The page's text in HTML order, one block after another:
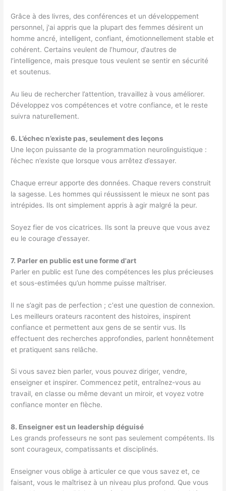
Grâce à des livres, des conférences et un développement
personnel, j'ai appris que la plupart des femmes désirent un
homme ancré, intelligent, confiant, émotionnellement stable et
cohérent. Certains veulent de l’humour, d’autres de
l’intelligence, mais presque tous veulent se sentir en sécurité
et soutenus.
Au lieu de rechercher l’attention, travaillez à vous améliorer.
Développez vos compétences et votre confiance, et le reste
suivra naturellement.
6. L’échec n’existe pas, seulement des leçons
Une leçon puissante de la programmation neurolinguistique :
l’échec n’existe que lorsque vous arrêtez d’essayer.
Chaque erreur apporte des données. Chaque revers construit
la sagesse. Les hommes qui réussissent le mieux ne sont pas
intrépides. Ils ont simplement appris à agir malgré la peur.
Soyez fier de vos cicatrices. Ils sont la preuve que vous avez
eu le courage d'essayer.
7. Parler en public est une forme d'art
Parler en public est l’une des compétences les plus précieuses
et sous-estimées qu’un homme puisse maîtriser.
Il ne s’agit pas de perfection ; c'est une question de connexion.
Les meilleurs orateurs racontent des histoires, inspirent
confiance et permettent aux gens de se sentir vus. Ils
effectuent des recherches approfondies, parlent honnêtement
et pratiquent sans relâche.
Si vous savez bien parler, vous pouvez diriger, vendre,
enseigner et inspirer. Commencez petit, entraînez-vous au
travail, en classe ou même devant un miroir, et voyez votre
confiance monter en flèche.
8. Enseigner est un leadership déguisé
Les grands professeurs ne sont pas seulement compétents. Ils
sont courageux, compatissants et disciplinés.
Enseigner vous oblige à articuler ce que vous savez et, ce
faisant, vous le maîtrisez à un niveau plus profond. Que vous